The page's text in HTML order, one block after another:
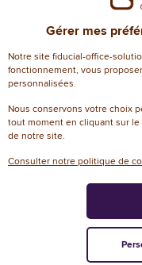
Eda
Gérer mes
Notre site fiducial-office-
fonctionnement, vous
personnalisées.
Nous conservons votre choix
tout moment en cliquant sur
de notre site.
Consulter notre politique de